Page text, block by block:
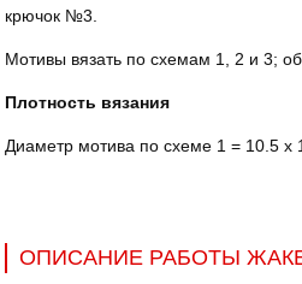
крючок №3.
Мотивы вязать по схемам 1, 2 и 3;
Плотность вязания
Диаметр мотива по схеме 1 = 10.5 х
ОПИСАНИЕ РАБОТЫ